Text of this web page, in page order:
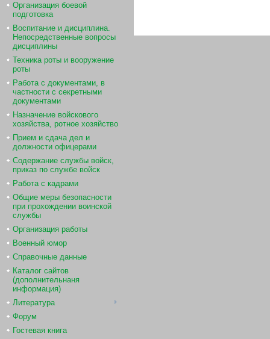
Организация боевой
подготовка
Воспитание и дисциплина.
Непосредственные вопросы
дисциплины
Техника роты и вооружение
роты
Работа с документами, в
частности с секретными
документами
Назначение войскового
хозяйства, ротное хозяйство
Прием и сдача дел и
должности офицерами
Содержание службы войск,
приказ по службе войск
Работа с кадрами
Общие меры безопасности
при прохождении воинской
службы
Организация работы
Военный юмор
Справочные данные
Каталог сайтов
(дополнительнаня
информация)
Литература
Форум
Гостевая книга